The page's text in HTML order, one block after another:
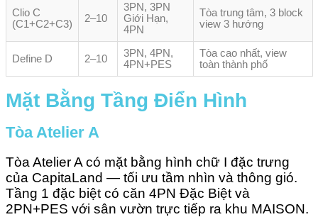
Clio C
(C1+C2+C3)
2–10
3PN, 3PN
Giới Hạn,
4PN
Tòa trung tâm, 3 block
view 3 hướng
Define D 2–10
3PN, 4PN,
4PN+PES
Tòa cao nhất, view
toàn thành phố
Mặt Bằng Tầng Điển Hình
Tòa Atelier A
Tòa Atelier A có mặt bằng hình chữ I đặc trưng
của CapitaLand — tối ưu tầm nhìn và thông gió.
Tầng 1 đặc biệt có căn 4PN Đặc Biệt và
2PN+PES với sân vườn trực tiếp ra khu MAISON.